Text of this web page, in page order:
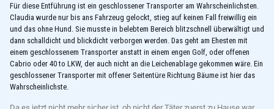
Für diese Entführung ist ein geschlossener Transporter am Wahrscheinlichsten.
Claudia wurde nur bis ans Fahrzeug gelockt, stieg auf keinen Fall freiwillig ein
und das ohne Hund. Sie musste in belebtem Bereich blitzschnell überwältigt und
dann schalldicht und blickdicht verborgen werden. Das geht am Ehesten mit
einem geschlossenem Transporter anstatt in einem engen Golf, oder offenen
Cabrio oder 40 to LKW, der auch nicht an die Leichenablage gekommen wäre. Ein
geschlossener Transporter mit offener Seitentüre Richtung Bäume ist hier das
Wahrscheinlichste.